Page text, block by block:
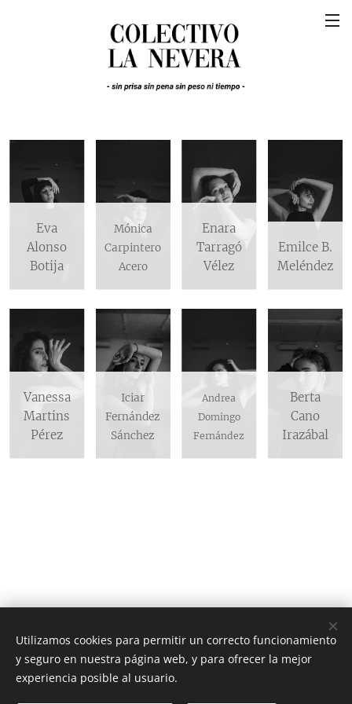
Eva
Alonso
Botija
Mónica
Carpintero
Acero
Enara
Tarragó
Vélez
Emilce B.
Meléndez
Vanessa
Martins
Pérez
Iciar
Fernández
Sánchez
Andrea
Domingo
Fernández
Berta
Cano
Irazábal
COLECTIVO LA NEVERA
Utilizamos cookies para permitir un correcto funcionamiento
y seguro en nuestra página web, y para ofrecer la mejor
experiencia posible al usuario.